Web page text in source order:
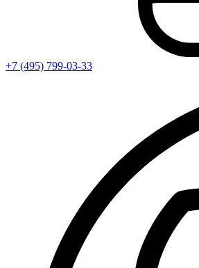
+7 (495) 799-03-33